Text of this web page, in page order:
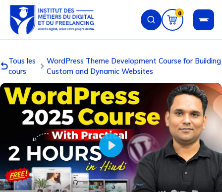
Aller au contenu principal
0
Tous les
cours
WordPress Theme Development Course for Building
Custom and Dynamic Websites
Play